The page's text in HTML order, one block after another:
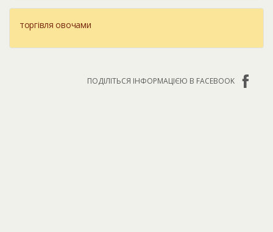
торгівля овочами
ПОДІЛІТЬСЯ ІНФОРМАЦІЄЮ В FACEBOOK